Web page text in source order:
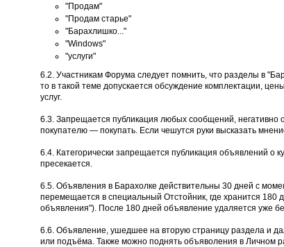
"Продам"
"Продам старье"
"Барахлишко..."
"Windows"
"услуги"
6.2. Участникам Форума следует помнить, что разделы в
то в такой теме допускается обсуждение комплектации,
услуг.
6.3. Запрещается публикация любых сообщений, негативно
покупателю — покупать. Если чешутся руки высказать
6.4. Категорически запрещается публикация объявлений
пресекается.
6.5. Объявления в Барахолке действительны 30 дней с
перемещается в специальный Отстойник, где хранится
объявления"). После 180 дней объявление удаляется уже
6.6. Объявление, ушедшее на вторую страницу раздела и
или подъёма. Также можно поднять объяволения в Личном